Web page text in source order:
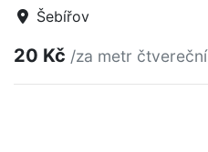
Šebířov
20 Kč /za metr čtvereční